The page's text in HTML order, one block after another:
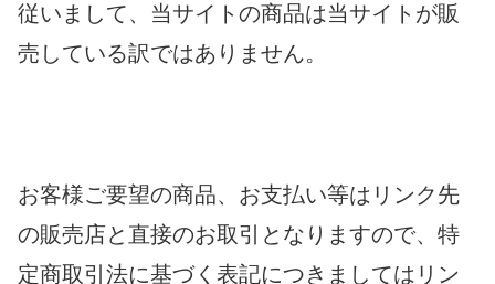
従いまして、当サイトの商品は当サイトが販
売している訳ではありません。
お客様ご要望の商品、お支払い等はリンク先
の販売店と直接のお取引となりますので、特
定商取引法に基づく表記につきましてはリン